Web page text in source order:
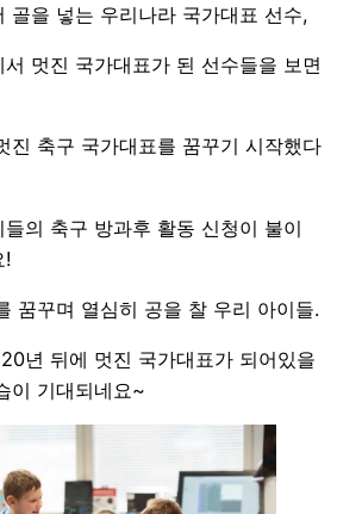
골을 넣는 우리나라 국가대표 선수,
멋진 국가대표가 된 선수들을 보면
진 축구 국가대표를 꿈꾸기 시작했다
들의 축구 방과후 활동 신청이 불이
!
꿈꾸며 열심히 공을 찰 우리 아이들.
년 뒤에 멋진 국가대표가 되어있을
이 기대되네요~